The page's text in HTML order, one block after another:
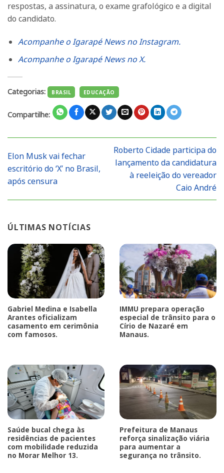
respostas, a assinatura, o exame grafológico e a digital
do candidato.
Acompanhe o Igarapé News no Instagram.
Acompanhe o Igarapé News no X.
Categorias: BRASIL EDUCAÇÃO
Compartilhe:
Elon Musk vai fechar
escritório do ‘X’ no Brasil,
após censura
Roberto Cidade participa do
lançamento da candidatura
à reeleição do vereador
Caio André
ÚLTIMAS NOTÍCIAS
Gabriel Medina e Isabella
Arantes oficializam
casamento em cerimônia
com famosos.
IMMU prepara operação
especial de trânsito para o
Círio de Nazaré em
Manaus.
Saúde bucal chega às
residências de pacientes
com mobilidade reduzida
no Morar Melhor 13.
Prefeitura de Manaus
reforça sinalização viária
para aumentar a
segurança no trânsito.